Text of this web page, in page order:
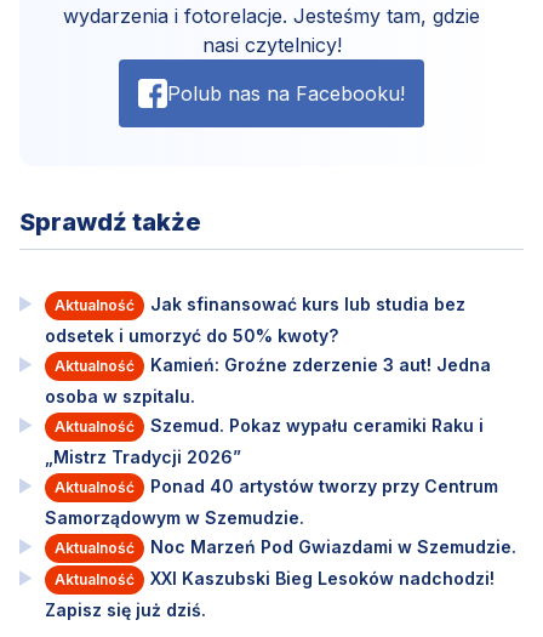
wydarzenia i fotorelacje. Jesteśmy tam, gdzie
nasi czytelnicy!
Polub nas na Facebooku!
Sprawdź także
Aktualność
Jak sfinansować kurs lub studia bez
odsetek i umorzyć do 50% kwoty?
Aktualność
Kamień: Groźne zderzenie 3 aut! Jedna
osoba w szpitalu.
Aktualność
Szemud. Pokaz wypału ceramiki Raku i
„Mistrz Tradycji 2026”
Aktualność
Ponad 40 artystów tworzy przy Centrum
Samorządowym w Szemudzie.
Aktualność Noc Marzeń Pod Gwiazdami w Szemudzie.
Aktualność
XXI Kaszubski Bieg Lesoków nadchodzi!
Zapisz się już dziś.